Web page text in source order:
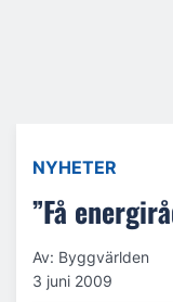
NYHETER
”Få
Av: Byggvärlden
3 juni 2009